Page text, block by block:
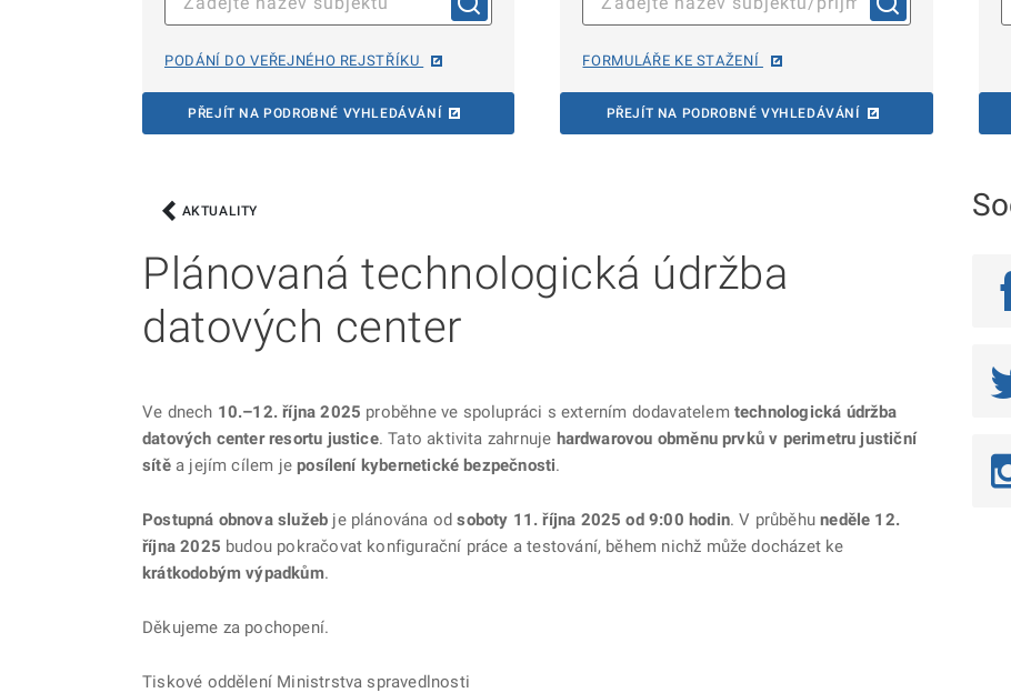
PODÁNÍ DO VEŘEJNÉHO REJSTŘÍKU
PŘEJÍT NA PODROBNÉ VYHLEDÁVÁNÍ
FORMULÁŘE KE STAŽENÍ
PŘEJÍT NA PODROBNÉ VYHLEDÁVÁNÍ
AKTUALITY
Plánovaná technologická údržba
datových center
Ve dnech 10.–12. října 2025 proběhne ve spolupráci s externím dodavatelem technologická údržba
datových center resortu justice. Tato aktivita zahrnuje hardwarovou obměnu prvků v perimetru justiční
sítěa jejím cílem jeposílení kybernetické bezpečnosti.
Postupná obnova služeb je plánována odsoboty 11. října 2025 od 9:00 hodin. V průběhuneděle 12.
října 2025 budou pokračovat konfigurační práce a testování, během nichž může docházet ke
krátkodobým výpadkům.
Děkujeme za pochopení.
Tiskové oddělení Ministrstva spravedlnosti